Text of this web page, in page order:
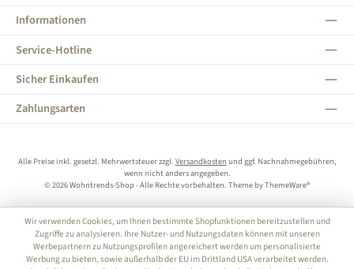
Informationen
Service-Hotline
Sicher Einkaufen
Zahlungsarten
Alle Preise inkl. gesetzl. Mehrwertsteuer zzgl. Versandkosten und ggf. Nachnahmegebühren,
wenn nicht anders angegeben.
© 2026 Wohntrends-Shop - Alle Rechte vorbehalten. Theme byThemeWare®
Wir verwenden Cookies, um Ihnen bestimmte Shopfunktionen bereitzustellen und
Zugriffe zu analysieren. Ihre Nutzer- und Nutzungsdaten können mit unseren
Werbepartnern zu Nutzungsprofilen angereichert werden um personalisierte
Werbung zu bieten, sowie außerhalb der EU im Drittland USA verarbeitet werden.